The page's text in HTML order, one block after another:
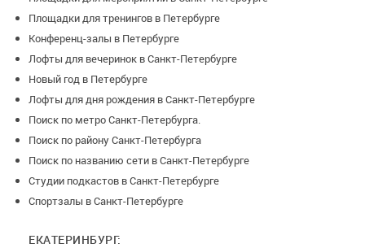
Площадки для тренингов в Петербурге
Конференц-залы в Петербурге
Лофты для вечеринок в Санкт-Петербурге
Новый год в Петербурге
Лофты для дня рождения в Санкт-Петербурге
Поиск по метро Санкт-Петербурга.
Поиск по району Санкт-Петербурга
Поиск по названию сети в Санкт-Петербурге
Студии подкастов в Санкт-Петербурге
Спортзалы в Санкт-Петербурге
ЕКАТЕРИНБУРГ: